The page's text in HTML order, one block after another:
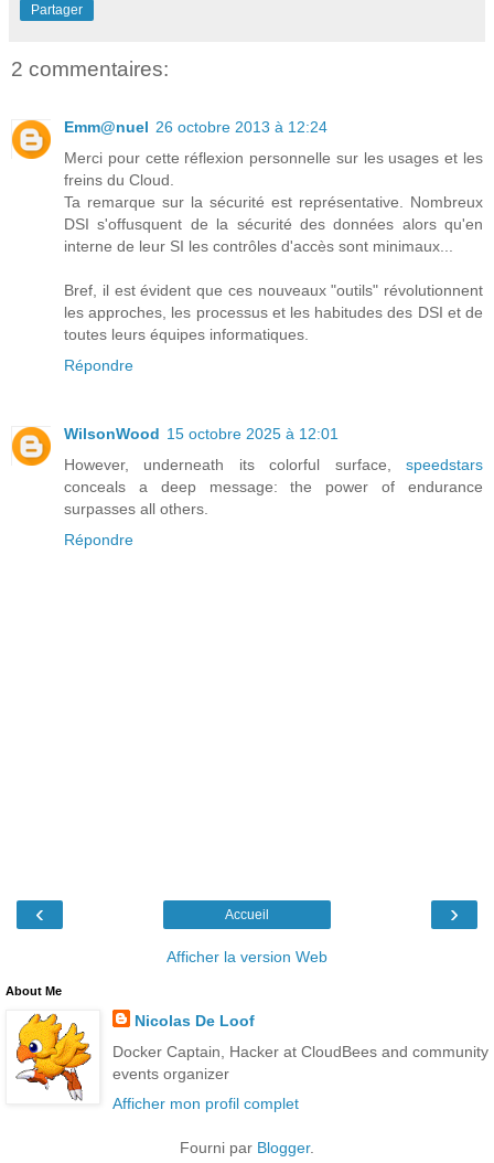
Partager
2 commentaires:
Emm@nuel 26 octobre 2013 à 12:24
Merci pour cette réflexion personnelle sur les usages et les
freins du Cloud.
Ta remarque sur la sécurité est représentative. Nombreux
DSI s'offusquent de la sécurité des données alors qu'en
interne de leur SI les contrôles d'accès sont minimaux...
Bref, il est évident que ces nouveaux "outils" révolutionnent
les approches, les processus et les habitudes des DSI et de
toutes leurs équipes informatiques.
Répondre
WilsonWood 15 octobre 2025 à 12:01
However, underneath its colorful surface, speedstars
conceals a deep message: the power of endurance
surpasses all others.
Répondre
‹ ›
Accueil
Afficher la version Web
About Me
Nicolas De Loof
Docker Captain, Hacker at CloudBees and community
events organizer
Afficher mon profil complet
Fourni par Blogger.